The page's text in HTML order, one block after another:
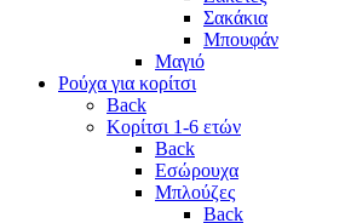
Σακάκια
Μπουφάν
Μαγιό
Ρούχα για κορίτσι
Back
Κορίτσι 1-6 ετών
Back
Εσώρουχα
Μπλούζες
Back